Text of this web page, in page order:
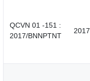
QCVN 01 -151 :
2017/BNNPTNT
2017